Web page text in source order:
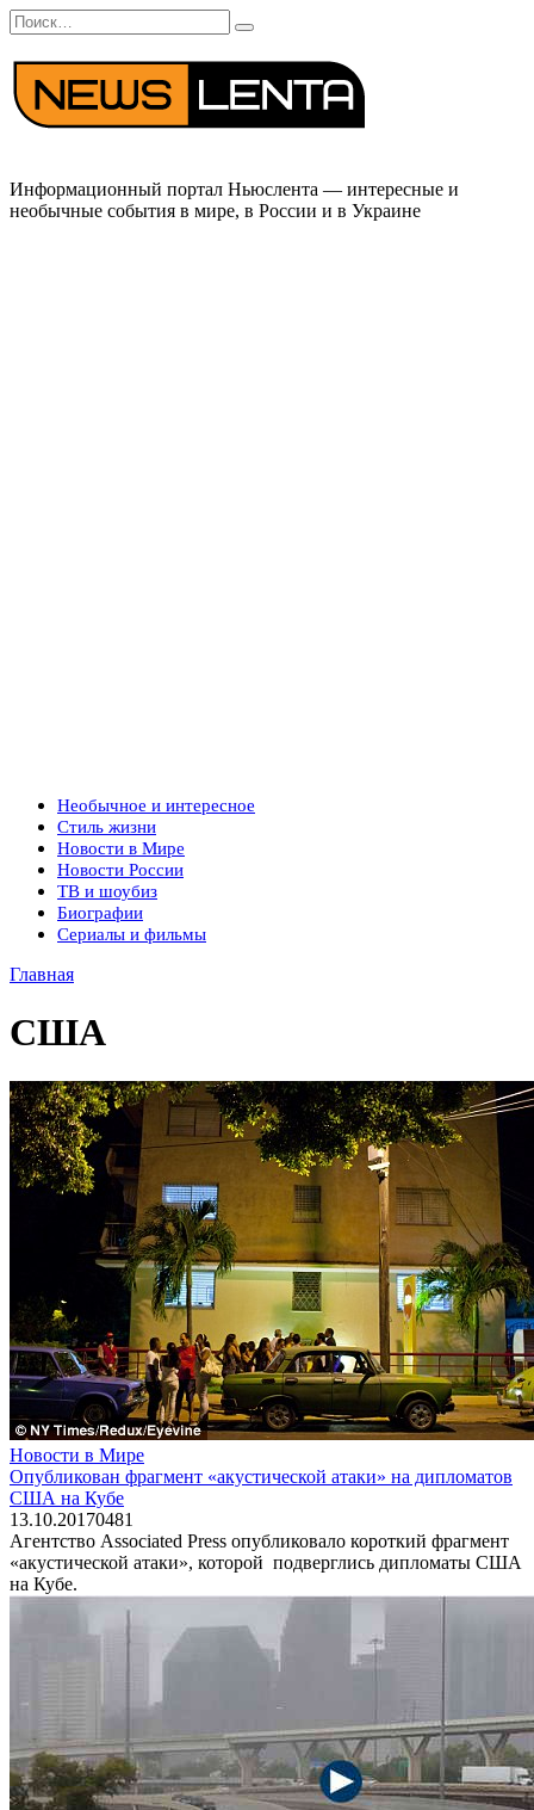
Перейти
к
содержанию
Search
for:
Информационный портал Ньюслента — интересные и
необычные события в мире, в России и в Украине
Необычное и интересное
Стиль жизни
Новости в Мире
Новости России
ТВ и шоубиз
Биографии
Сериалы и фильмы
Главная
США
Новости в Мире
Опубликован фрагмент «акустической атаки» на дипломатов
США на Кубе
13.10.20170481
Агентство Associated Press опубликовало короткий фрагмент
«акустической атаки», которой подверглись дипломаты США
на Кубе.